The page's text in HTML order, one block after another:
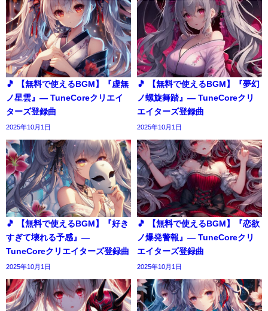
🎵 【無料で使えるBGM】『虚無
ノ星雲』― TuneCoreクリエイ
ターズ登録曲
2025年10月1日
🎵 【無料で使えるBGM】『夢幻
ノ螺旋舞踏』― TuneCoreクリ
エイターズ登録曲
2025年10月1日
🎵 【無料で使えるBGM】『好き
すぎて壊れる予感』―
TuneCoreクリエイターズ登録曲
2025年10月1日
🎵 【無料で使えるBGM】『恋欲
ノ爆発警報』― TuneCoreクリ
エイターズ登録曲
2025年10月1日